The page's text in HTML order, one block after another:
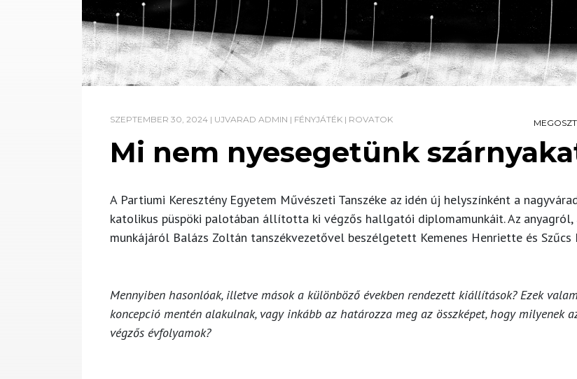
SZEPTEMBER 30, 2024 | UJVARAD ADMIN | FÉNYJÁTÉK | ROVATOK
Mi nem nyesegetünk
A Partiumi Keresztény Egyetem Művészeti Tanszéke az idén új helyszínként a
katolikus püspöki palotában állította ki végzős hallgatói diplomamunkáit. Az anyagról,
munkájáról Balázs Zoltán tanszékvezetővel beszélgetett Kemenes Henriette és Szűcs
Mennyiben hasonlóak, illetve mások a különböző években rendezett kiállítások? Ezek
koncepció mentén alakulnak, vagy inkább az határozza meg az összképet, hogy milyenek
végzős évfolyamok?